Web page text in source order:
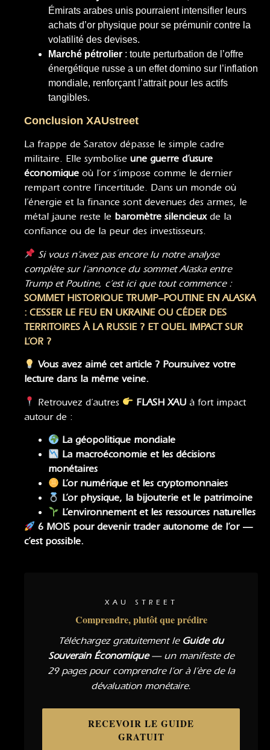
Émirats arabes unis pourraient intensifier leurs
achats d’or physique pour se prémunir contre la
volatilité des devises.
Marché pétrolier : toute perturbation de l’offre
énergétique russe a un effet domino sur l’inflation
mondiale, renforçant l’attrait pour les actifs
tangibles.
Conclusion XAUstreet
La frappe de Saratov dépasse le simple cadre
militaire. Elle symbolise une guerre d’usure
économique où l’or s’impose comme le dernier
rempart contre l’incertitude. Dans un monde où
l’énergie et la finance sont devenues des armes, le
métal jaune reste le baromètre silencieuxde la
confiance ou de la peur des investisseurs.
Si vous n’avez pas encore lu notre analyse
complète sur l’annonce du sommet Alaska entre
Trump et Poutine, c’est ici que tout commence :
SOMMET HISTORIQUE TRUMP–POUTINE EN ALASKA
: CESSER LE FEU EN UKRAINE OU CÉDER DES
TERRITOIRES À LA RUSSIE ? ET QUEL IMPACT SUR
L’OR ?
Vous avez aimé cet article ? Poursuivez votre
lecture dans la même veine.
Retrouvez d’autres FLASH XAU à fort impact
autour de :
La géopolitique mondiale
La macroéconomie et les décisions
monétaires
L’or numérique et les cryptomonnaies
L’or physique, la bijouterie et le patrimoine
L’environnement et les ressources naturelles
6 MOIS pour devenir trader autonome de l’or —
c’est possible.
XAU STREET
Comprendre, plutôt que prédire
Téléchargez gratuitement le Guide du
Souverain Économique— un manifeste de
29 pages pour comprendre l’or à l’ère de la
dévaluation monétaire.
RECEVOIR LE GUIDE
GRATUIT